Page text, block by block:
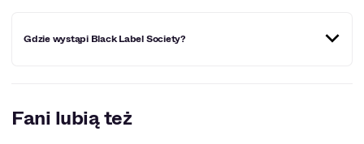
Gdzie wystąpi Black Label Society?
wystąpi w najbliższym czasie:
Fani lubią też